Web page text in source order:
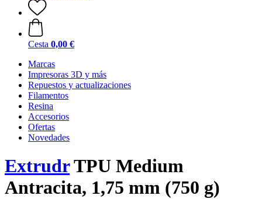
Cesta 0,00 €
Marcas
Impresoras 3D y más
Repuestos y actualizaciones
Filamentos
Resina
Accesorios
Ofertas
Novedades
ExtrudrTPU Medium
Antracita, 1,75 mm (750 g)